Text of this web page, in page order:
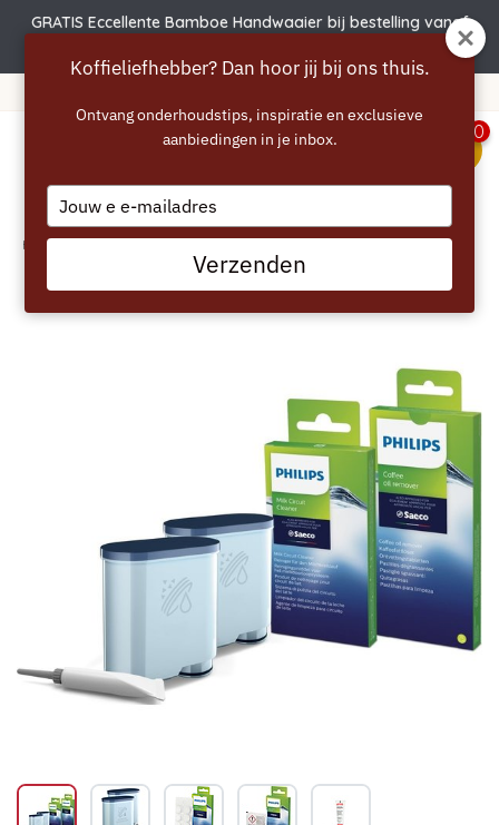
GRATIS Eccellente Bamboe Handwaaier bij bestelling vanaf
0
Home
Koffieliefhebber? Dan hoor jij bij ons thuis.
Ontvang onderhoudstips, inspiratie en exclusieve
aanbiedingen in je inbox.
Type
your
email
Verzenden